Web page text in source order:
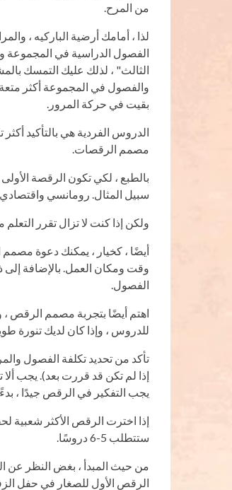
من المرح.
لذا ، أمامك أرضية الباركيه ،
الفصول الدراسية في المجموعة
الثالث" ، لذلك عليك التمسك
والفصول في المجموعة أكثر
بقيت في حركة المرور.
الدروس الفردية هي بالتأكيد
مصمم الرقصات.
بالطبع ، لكي تكون الرقصة
سبيل المثال. رومانسي
ولكن إذا كنت لا تزال تقرر
أيضًا ، كخيار ، يمكنك دعوة مصمم
وقت ومكان العمل. بالإضافة
الفصول.
اهتم أيضًا بتجربة مصمم الرقص ،
للدروس ، وإذا كان لديك تنورة
تأكد من تحديد تكلفة الفصول
إذا لم تكن قد قررت بعد). يجب
يجب التفكير في الرقص جيدًا ،
إذا اخترت الرقص الأكثر شعبية
ستتطلب 5-6 دروسًا.
من حيث المبدأ ، بغض النظر عن
الرقص الأول للصغار في حفل